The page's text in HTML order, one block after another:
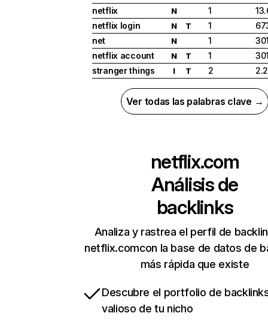
netflix
N 1
netflix login
N T 1
net
N 1
netflix account
N T 1
stranger things
I T 2
Ver todas las palabras clave →
netflix.com
Análisis de
backlinks
Analiza y rastrea el perfil de
netflix.comcon la base de datos de
más rápida que existe
Descubre el portfolio de
valioso de tu nicho